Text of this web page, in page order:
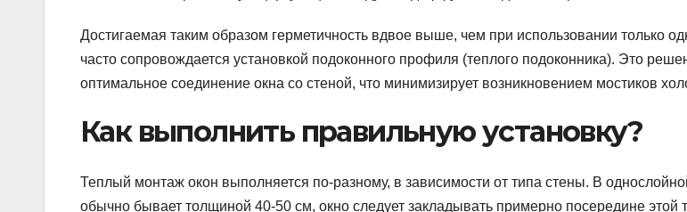
Достигаемая таким образом герметичность вдвое выше, чем при использовании только
часто сопровождается установкой подоконного профиля (теплого подоконника). Это
оптимальное соединение окна со стеной, что минимизирует возникновением мостиков
Как выполнить правильную установку?
Теплый монтаж окон выполняется по-разному, в зависимости от типа стены. В
обычно бывает толщиной 40-50 см, окно следует закладывать примерно посередине